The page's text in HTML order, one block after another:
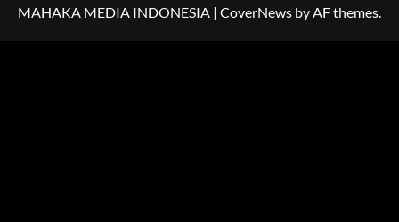
MAHAKA MEDIA INDONESIA | CoverNews by AF themes.